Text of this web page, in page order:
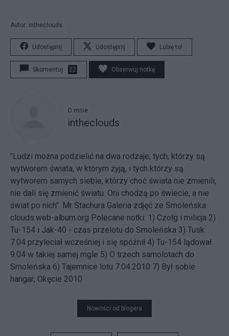
Autor: intheclouds
Udostępnij Udostępnij Lubię to!
Skomentuj 22 Obserwuj notkę
O mnie
intheclouds
"Ludzi można podzielić na dwa rodzaje; tych, którzy są
wytworem świata, w którym żyją, i tych którzy są
wytworem samych siebie, którzy choć świata nie zmienili,
nie dali się zmienić światu. Oni chodzą po świecie, a nie
świat po nich". Mr Stachura Galeria zdjęć ze Smoleńska:
clouds.web-album.org Polecane notki: 1) Czołg i milicja 2)
Tu-154 i Jak-40 - czas przelotu do Smoleńska 3) Tusk
7.04 przyleciał wcześniej i się spóźnił 4) Tu-154 lądował
9.04 w takiej samej mgle 5) O trzech samolotach do
Smoleńska 6) Tajemnice lotu 7.04.2010 7) Był sobie
hangar; Okęcie 2010
Nowości od blogera